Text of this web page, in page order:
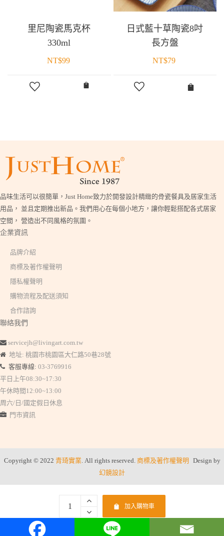
加入購物車
里尼陶瓷馬克杯
330ml
NT$99
日式藍十草陶瓷8吋
長方盤
NT$79
品味生活可以很簡單，Just Home致力於開發設計精緻的骨瓷餐具及居家生活
用品， 並且定期推出新品。我們用心在每個小地方，讓你輕鬆搭配各式居家
空間， 營造出不同風格的氛圍。
企業資訊
品牌介紹
商標及著作權聲明
隱私權聲明
購物流程及配送須知
合作諮詢
聯絡我們
servicejh@livingart.com.tw
地址: 桃園市桃園區大仁路50巷28號
客服專線: 03-3769916
平日上午08:30~17:30
午休時間12:00~13:00
周六/日/國定假日休息
門市資訊
Copyright © 2022 青琦實業. All rights reserved. 商標及著作權聲明
Design by
幻鏡設計